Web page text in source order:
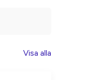
Visa alla